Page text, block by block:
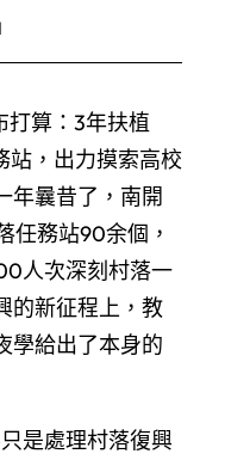
打算：3年扶植
，出力摸索高校
年曩昔了，南開
任務站90余個，
人次深刻村落一
的新征程上，教
學給出了本身的
是處理村落復興